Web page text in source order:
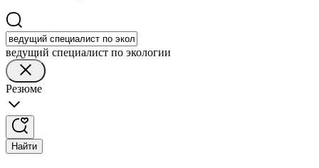
ведущий специалист по экологии
Резюме
Найти